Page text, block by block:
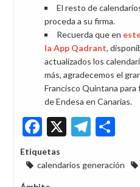
El resto de
proceda a su firma.
Recuerda que en
la App Qadrant,
actualizados los
más, agradecemos el
Francisco Quintana
de Endesa en Canarias.
Facebook
X
Etiquetas
calendarios generación